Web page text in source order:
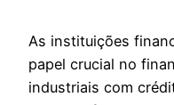
As instituições
papel crucial no
industriais com